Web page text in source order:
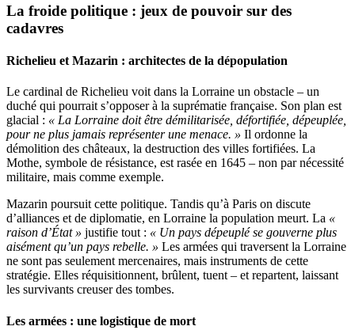
La froide politique : jeux de pouvoir sur des
cadavres
Richelieu et Mazarin : architectes de la dépopulation
Le cardinal de Richelieu voit dans la Lorraine un obstacle – un
duché qui pourrait s’opposer à la suprématie française. Son plan est
glacial : « La Lorraine doit être démilitarisée, défortifiée, dépeuplée,
pour ne plus jamais représenter une menace. » Il ordonne la
démolition des châteaux, la destruction des villes fortifiées. La
Mothe, symbole de résistance, est rasée en 1645 – non par nécessité
militaire, mais comme exemple.
Mazarin poursuit cette politique. Tandis qu’à Paris on discute
d’alliances et de diplomatie, en Lorraine la population meurt. La «
raison d’État » justifie tout : « Un pays dépeuplé se gouverne plus
aisément qu’un pays rebelle. » Les armées qui traversent la Lorraine
ne sont pas seulement mercenaires, mais instruments de cette
stratégie. Elles réquisitionnent, brûlent, tuent – et repartent, laissant
les survivants creuser des tombes.
Les armées : une logistique de mort